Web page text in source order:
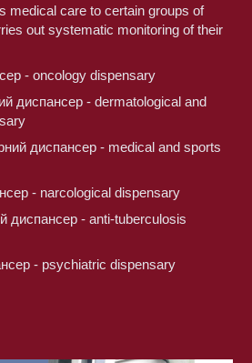
medical care to certain groups of
out systematic monitoring of their
- oncology dispensary
диспансер - dermatological and
диспансер - medical and sports
- narcological dispensary
диспансер - anti-tuberculosis
- psychiatric dispensary